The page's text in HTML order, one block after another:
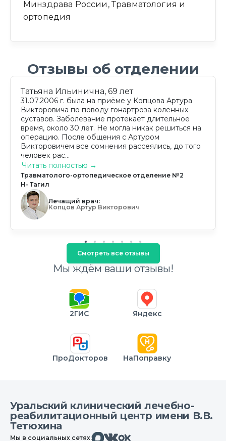
Минздрава России, Травматология и
ортопедия
Отзывы об отделении
Татьяна Ильинична, 69 лет
31.07.2006 г. была на приёме у Копцова Артура
Викторовича по поводу гонартроза коленных
суставов. Заболевание протекает длительное
время, около 30 лет. Не могла никак решиться на
операцию. После общения с Артуром
Викторовичем все сомнения рассеялись, до того
человек рас...
Читать полностью →
Травматолого-ортопедическое отделение №2
Н- Тагил
Лечащий врач:
Копцов Артур Викторович
Смотреть все отзывы
Мы ждём ваши отзывы!
2ГИС Яндекс
ПроДокторов НаПоправку
Уральский клинический лечебно-
реабилитационный центр имени В.В.
Тетюхина
Мы в социальных сетях:МаксВконтактеОдноклассники